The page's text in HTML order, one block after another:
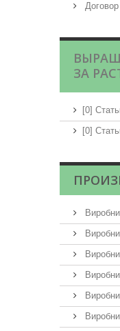
ЗА
[0]
[0]